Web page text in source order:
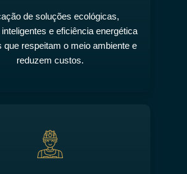
de soluções ecológicas,
e eficiência energética
que respeitam o meio ambiente e
reduzem custos.